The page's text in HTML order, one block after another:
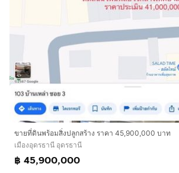
ขายที่ดินพร้อมสิ่งปลูกสร้าง ราคา 45,900,000 บาท
เมืองอุดรธานี อุดรธานี
฿ 45,900,000